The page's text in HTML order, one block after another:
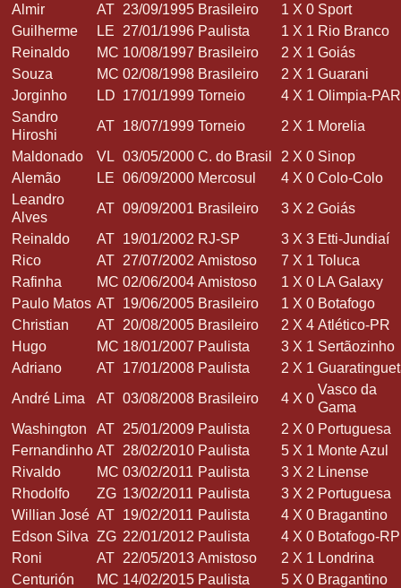
Almir
AT 23/09/1995 Brasileiro 1 X 0 Sport
Guilherme
LE 27/01/1996 Paulista 1 X 1 Rio Branco
Reinaldo
MC 10/08/1997 Brasileiro 2 X 1 Goiás
Souza
MC 02/08/1998 Brasileiro 2 X 1 Guarani
Jorginho
LD 17/01/1999 Torneio 4 X 1 Olimpia-PAR
Sandro
Hiroshi
AT 18/07/1999 Torneio 2 X 1 Morelia
Maldonado
VL 03/05/2000 C. do Brasil 2 X 0 Sinop
Alemão
LE 06/09/2000 Mercosul 4 X 0 Colo-Colo
Leandro
Alves
AT 09/09/2001 Brasileiro 3 X 2 Goiás
Reinaldo
AT 19/01/2002 RJ-SP 3 X 3 Etti-Jundiaí
Rico
AT 27/07/2002 Amistoso 7 X 1 Toluca
Rafinha
MC 02/06/2004 Amistoso 1 X 0 LA Galaxy
Paulo Matos AT 19/06/2005 Brasileiro 1 X 0 Botafogo
Christian
AT 20/08/2005 Brasileiro 2 X 4 Atlético-PR
Hugo
MC 18/01/2007 Paulista 3 X 1 Sertãozinho
Adriano
AT 17/01/2008 Paulista 2 X 1
André Lima
AT 03/08/2008 Brasileiro 4 X 0
Vasco da
Gama
Washington
AT 25/01/2009 Paulista 2 X 0 Portuguesa
Fernandinho AT 28/02/2010 Paulista 5 X 1 Monte Azul
Rivaldo
MC 03/02/2011 Paulista 3 X 2 Linense
Rhodolfo
ZG 13/02/2011 Paulista 3 X 2 Portuguesa
Willian José AT 19/02/2011 Paulista 4 X 0 Bragantino
Edson Silva ZG 22/01/2012 Paulista 4 X 0 Botafogo-RP
Roni
AT 22/05/2013 Amistoso 2 X 1 Londrina
Centurión
MC 14/02/2015 Paulista 5 X 0 Bragantino